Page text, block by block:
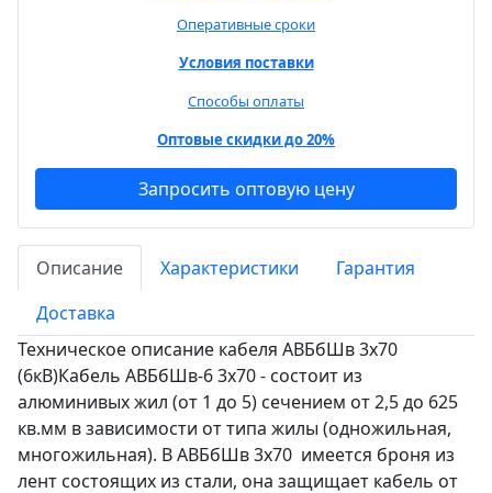
Оперативные сроки
Условия поставки
Способы оплаты
Оптовые скидки до 20%
Запросить оптовую цену
Описание Характеристики
Гарантия
Доставка
Техническое описание кабеля АВБбШв 3х70
(6кВ)Кабель АВБбШв-6 3х70 - состоит из
алюминивых жил (от 1 до 5) сечением от 2,5 до 625
кв.мм в зависимости от типа жилы (одножильная,
многожильная). В АВБбШв 3х70 имеется броня из
лент состоящих из стали, она защищает кабель от